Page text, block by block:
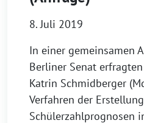
8. Juli 2019
In einer gemeinsamen
Berliner Senat
Katrin Schmidberger
Verfahren der
Schülerzahlprognosen